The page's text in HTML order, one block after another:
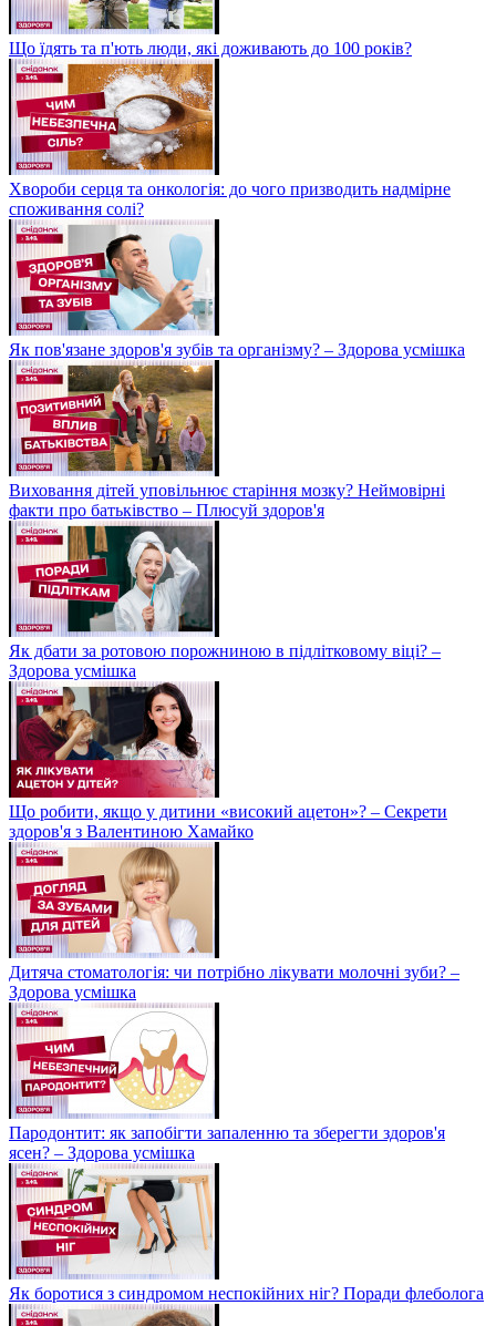
Що їдять та п'ють люди, які доживають до 100 років?
Хвороби серця та онкологія: до чого призводить надмірне
споживання солі?
Як пов'язане здоров'я зубів та організму? – Здорова усмішка
Виховання дітей уповільнює старіння мозку? Неймовірні
факти про батьківство – Плюсуй здоров'я
Як дбати за ротовою порожниною в підлітковому віці? –
Здорова усмішка
Що робити, якщо у дитини «високий ацетон»? – Секрети
здоров'я з Валентиною Хамайко
Дитяча стоматологія: чи потрібно лікувати молочні зуби? –
Здорова усмішка
Пародонтит: як запобігти запаленню та зберегти здоров'я
ясен? – Здорова усмішка
Як боротися з синдромом неспокійних ніг? Поради флеболога